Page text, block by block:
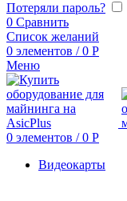
Потеряли пароль?
0 Сравнить
Список желаний
0 элементов / 0 Р
Меню
0 элементов / 0 Р
Видеокарты